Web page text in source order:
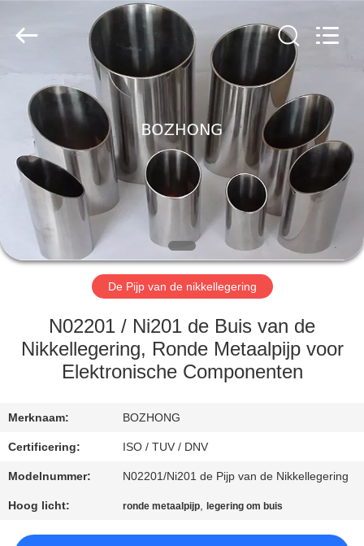
HUIS
PRODUCTEN
ONGEVEER
ONS
FABRIEKSREIS
KWALITEITSCONTROLE
CONTACTEER
VERZOEK
OM
EEN
Ltd..
De Pijp van de nikkellegering
N02201 / Ni201 de Buis van de
Nikkellegering, Ronde Metaalpijp voor
Elektronische Componenten
Merknaam: BOZHONG
Certificering: ISO / TUV / DNV
Modelnummer: N02201/Ni201 de Pijp van de Nikkellegering
Hoog licht: ronde metaalpijp, legering om buis